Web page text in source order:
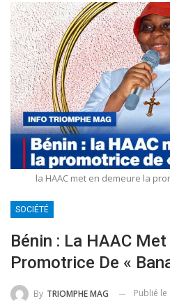
la HAAC met en demeure la
SOCIÉTÉ
Bénin : La HAAC
Promotrice De «
By TRIOMPHE MAG Publié le